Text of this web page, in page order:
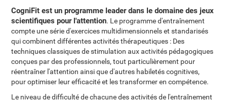
CogniFit est un programme leader dans le domaine des jeux
scientifiques pour l'attention. Le programme d'entraînement
compte une série d'exercices multidimensionnels et standarisés
qui combinent différentes activités thérapeutiques : Des
techniques classiques de stimulation aux activités pédagogiques
conçues par des professionnels, tout particulièrement pour
réentraîner l'attention ainsi que d'autres habiletés cognitives,
pour optimiser leur efficacité et les transformer en compétence.
Le niveau de difficulté de chacune des activités de l'entraînement